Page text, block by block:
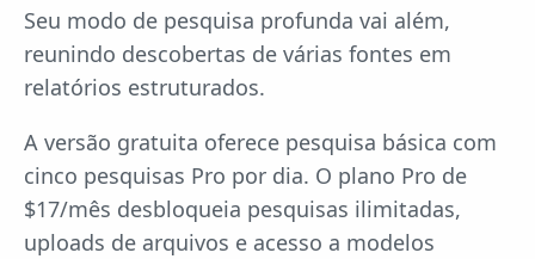
Seu modo de pesquisa profunda vai além,
reunindo descobertas de várias fontes em
relatórios estruturados.
A versão gratuita oferece pesquisa básica com
cinco pesquisas Pro por dia. O plano Pro de
$17/mês desbloqueia pesquisas ilimitadas,
uploads de arquivos e acesso a modelos